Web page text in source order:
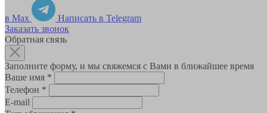
в Max
Написать в Telegram
Заказать звонок
Обратная связь
Заполните форму, и мы свяжемся с Вами в ближайшее время
Ваше имя *
Телефон *
E-mail